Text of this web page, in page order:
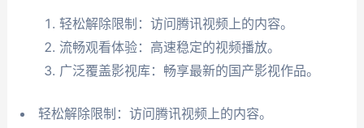
轻松解除限制：访问腾讯视频上的内容。
流畅观看体验：高速稳定的视频播放。
广泛覆盖影视库：畅享最新的国产影视作品。
轻松解除限制：访问腾讯视频上的内容。